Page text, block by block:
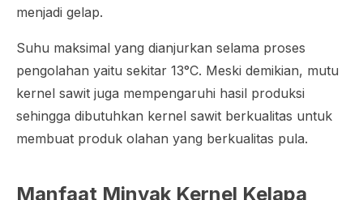
menjadi gelap.
Suhu maksimal yang dianjurkan selama proses
pengolahan yaitu sekitar 13°C. Meski demikian, mutu
kernel sawit juga mempengaruhi hasil produksi
sehingga dibutuhkan kernel sawit berkualitas untuk
membuat produk olahan yang berkualitas pula.
Manfaat Minyak Kernel Kelapa